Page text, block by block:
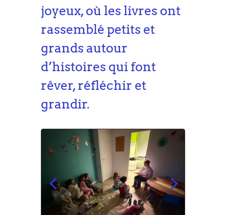
joyeux, où les livres ont
rassemblé petits et
grands autour
d’histoires qui font
rêver, réfléchir et
grandir.